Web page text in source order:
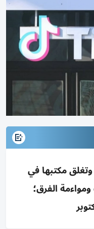
250 موظفاً وتغلق مكتبها في
الفرق؛